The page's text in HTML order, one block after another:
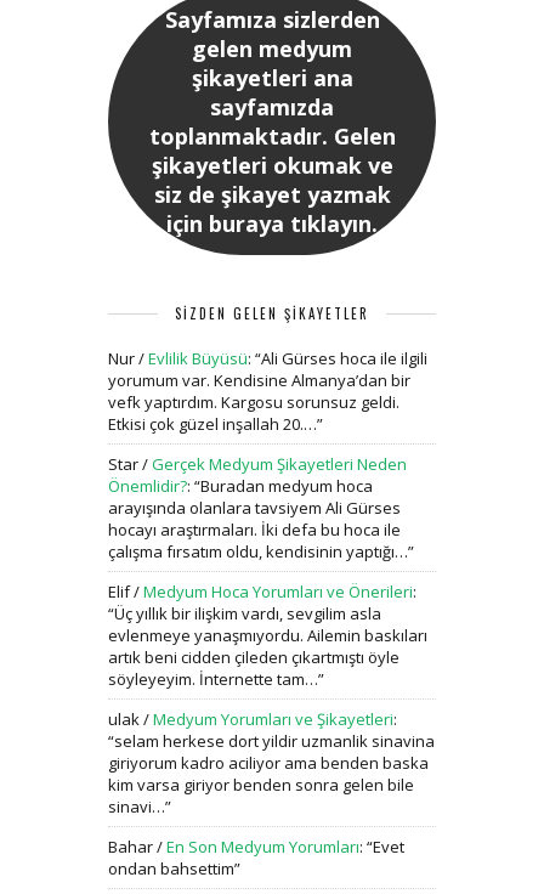
Sayfamıza sizlerden
gelen medyum
şikayetleri ana
sayfamızda
toplanmaktadır. Gelen
şikayetleri okumak ve
siz de şikayet yazmak
için buraya tıklayın.
SİZDEN GELEN ŞİKAYETLER
Nur/Evlilik Büyüsü: “Ali Gürses hoca ile ilgili
yorumum var. Kendisine Almanya’dan bir
vefk yaptırdım. Kargosu sorunsuz geldi.
Etkisi çok güzel inşallah 20.…”
Star/Gerçek Medyum Şikayetleri Neden
Önemlidir?: “Buradan medyum hoca
arayışında olanlara tavsiyem Ali Gürses
hocayı araştırmaları. İki defa bu hoca ile
çalışma fırsatım oldu, kendisinin yaptığı…”
Elif/Medyum Hoca Yorumları ve Önerileri:
“Üç yıllık bir ilişkim vardı, sevgilim asla
evlenmeye yanaşmıyordu. Ailemin baskıları
artık beni cidden çileden çıkartmıştı öyle
söyleyeyim. İnternette tam…”
ulak/Medyum Yorumları ve Şikayetleri:
“selam herkese dort yildir uzmanlik sinavina
giriyorum kadro aciliyor ama benden baska
kim varsa giriyor benden sonra gelen bile
sinavi…”
Bahar/En Son Medyum Yorumları: “Evet
ondan bahsettim”